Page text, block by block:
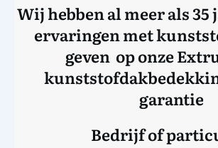
Wij hebben al meer als 35
ervaringen met
geven op onze
garantie
Bedrijf of